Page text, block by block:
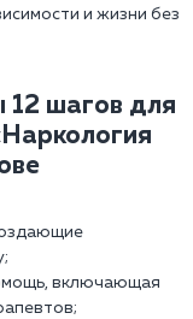
и жизни без
12 шагов для
включающая